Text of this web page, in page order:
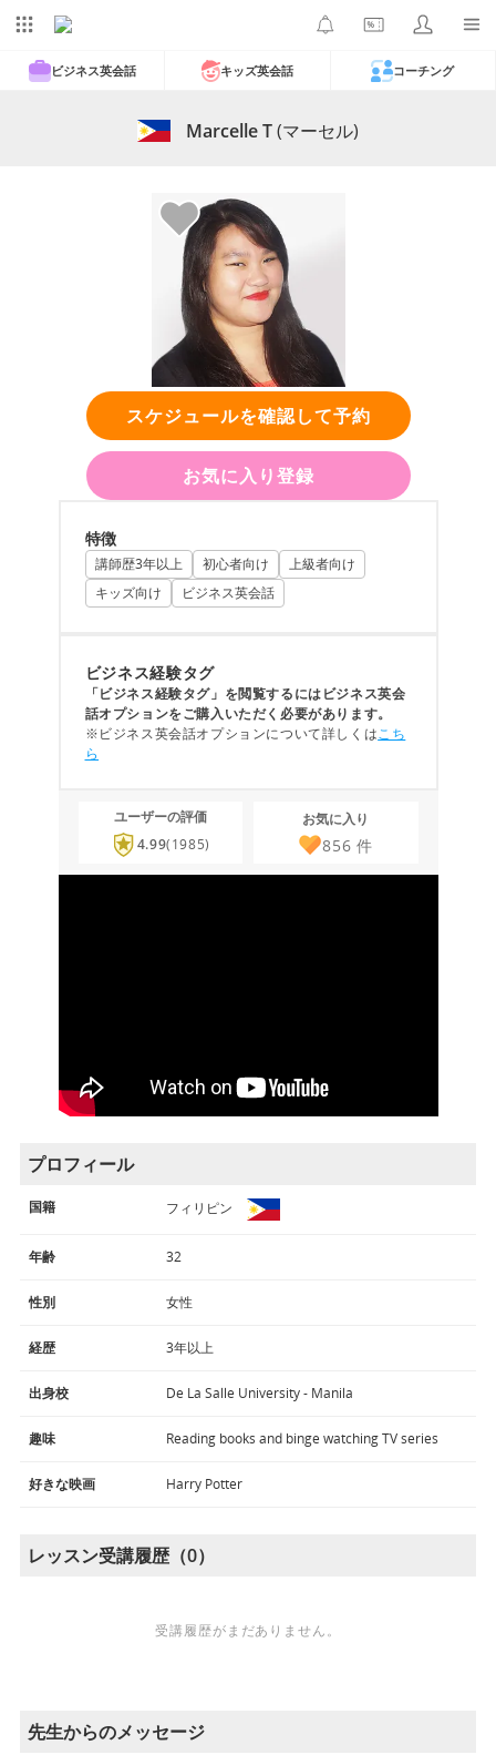
ビジネス英会話 キッズ英会話 コーチング
Marcelle T(マーセル)
スケジュールを確認して予約
お気に入り登録
特徴
講師歴3年以上 初心者向け
上級者向け
キッズ向け
ビジネス英会話
ビジネス経験タグ
「ビジネス経験タグ」を閲覧するにはビジネス英会
話オプションをご購入いただく必要があります。
※ビジネス英会話オプションについて詳しくはこち
ら
ユーザーの評価
4.99(1985)
お気に入り
856 件
プロフィール
国籍 フィリピン
年齢 32
性別 女性
経歴 3年以上
出身校 De La Salle University - Manila
趣味 Reading books and binge watching TV series
好きな映画 Harry Potter
レッスン受講履歴（0）
受講履歴がまだありません。
先生からのメッセージ